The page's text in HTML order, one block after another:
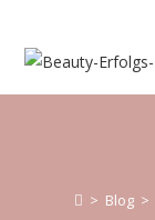
springen
> Blog >